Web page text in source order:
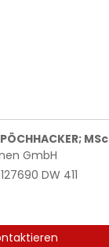
MSc
GmbH
DW 411